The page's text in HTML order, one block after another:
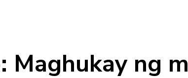
Maghukay ng